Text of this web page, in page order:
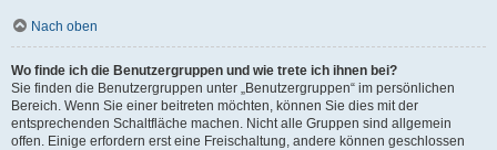
Nach oben
Wo finde ich die Benutzergruppen und wie trete ich ihnen bei?
Sie finden die Benutzergruppen unter „Benutzergruppen“ im persönlichen
Bereich. Wenn Sie einer beitreten möchten, können Sie dies mit der
entsprechenden Schaltfläche machen. Nicht alle Gruppen sind allgemein
offen. Einige erfordern erst eine Freischaltung, andere können geschlossen